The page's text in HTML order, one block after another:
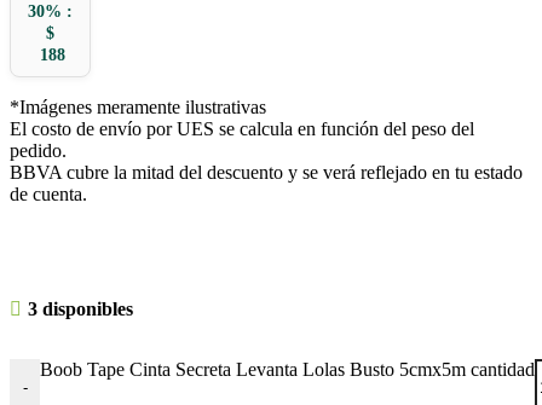
30% :
$
188
*Imágenes meramente ilustrativas
El costo de envío por UES se calcula en función del peso del
pedido.
BBVA cubre la mitad del descuento y se verá reflejado en tu estado
de cuenta.
3 disponibles
-
Boob Tape Cinta Secreta Levanta Lolas Busto 5cmx5m cantidad